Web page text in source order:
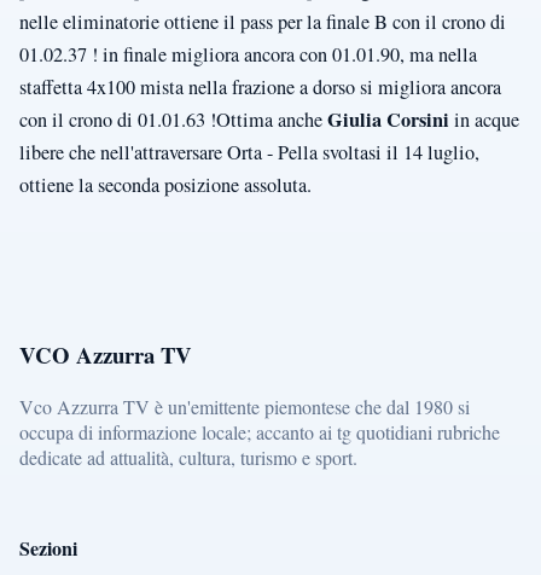
nelle eliminatorie ottiene il pass per la finale B con il crono di
01.02.37 ! in finale migliora ancora con 01.01.90, ma nella
staffetta 4x100 mista nella frazione a dorso si migliora ancora
con il crono di 01.01.63 !Ottima ancheGiulia Corsini in acque
libere che nell'attraversare Orta - Pella svoltasi il 14 luglio,
ottiene la seconda posizione assoluta.
VCO Azzurra TV
Vco Azzurra TV è un'emittente piemontese che dal 1980 si
occupa di informazione locale; accanto ai tg quotidiani rubriche
dedicate ad attualità, cultura, turismo e sport.
Sezioni